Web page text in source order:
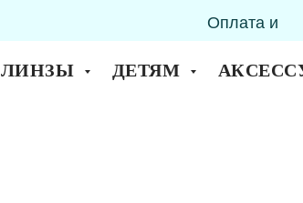
Оплата и
ЛИНЗЫ ДЕТЯМ